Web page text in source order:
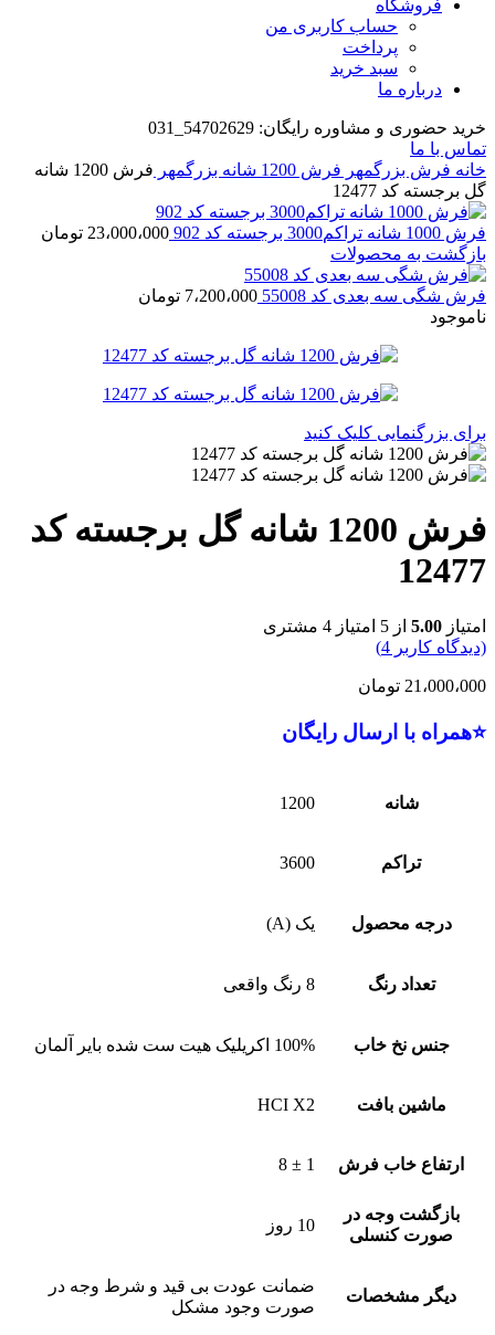
فروشگاه
حساب کاربری من
پرداخت
سبد خرید
درباره ما
خرید حضوری و مشاوره رایگان: 54702629_031
تماس با ما
خانه فرش بزرگمهر فرش 1200 شانه بزرگمهر
فرش 1200 شانه
گل برجسته کد 12477
فرش 1000 شانه تراکم3000 برجسته کد 902 23،000،000 تومان
بازگشت به محصولات
فرش شگی سه بعدی کد 55008 7،200،000 تومان
ناموجود
برای بزرگنمایی کلیک کنید
فرش 1200 شانه گل برجسته کد
12477
امتیاز 5.00 از 5 امتیاز 4 مشتری
(دیدگاه کاربر 4
)
21،000،000 تومان
⭐همراه با ارسال رایگان
شانه 1200
تراکم 3600
درجه محصول یک (A)
تعداد رنگ 8 رنگ واقعی
جنس نخ خاب 100% اکریلیک هیت ست شده بایر آلمان
ماشین بافت HCI X2
ارتفاع خاب فرش 1 ± 8
بازگشت وجه در
صورت کنسلی
10 روز
دیگر مشخصات
ضمانت عودت بی قید و شرط وجه در
صورت وجود مشکل